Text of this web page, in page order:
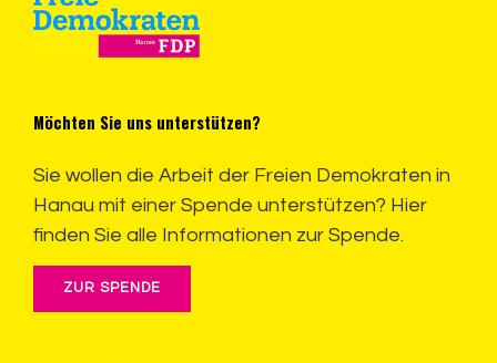
Möchten Sie uns unterstützen?
Sie wollen die Arbeit der Freien Demokraten in
Hanau mit einer Spende unterstützen? Hier
finden Sie alle Informationen zur Spende.
ZUR SPENDE